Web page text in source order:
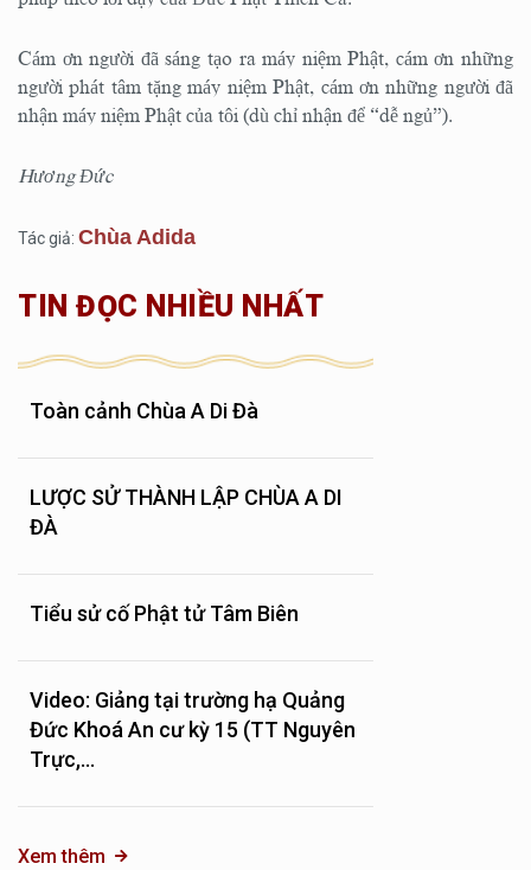
Cám ơn người đã sáng tạo ra máy niệm Phật, cám ơn những
người phát tâm tặng máy niệm Phật, cám ơn những người đã
nhận máy niệm Phật của tôi (dù chỉ nhận để “dễ ngủ”).
Hương Đức
Tác giả: Chùa Adida
TIN ĐỌC NHIỀU NHẤT
Toàn cảnh Chùa A Di Đà
LƯỢC SỬ THÀNH LẬP CHÙA A DI
ĐÀ
Tiểu sử cố Phật tử Tâm Biên
Video: Giảng tại trường hạ Quảng
Đức Khoá An cư kỳ 15 (TT Nguyên
Trực,...
Xem thêm